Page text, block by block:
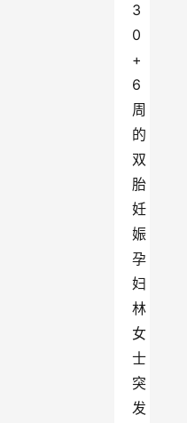
3
0
+
6
周
的
双
胎
妊
娠
孕
妇
林
女
士
突
发